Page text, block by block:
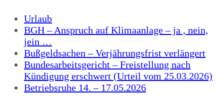
Urlaub
BGH – Anspruch auf Klimaanlage – ja , nein,
jein …
Bußgeldsachen – Verjährungsfrist verlängert
Bundesarbeitsgericht – Freistellung nach
Kündigung erschwert (Urteil vom 25.03.2026)
Betriebsruhe 14. – 17.05.2026